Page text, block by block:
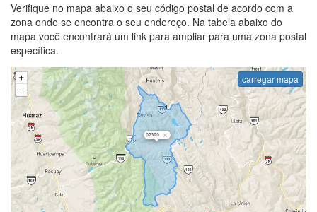
Verifique no mapa abaixo o seu código postal de acordo com a
zona onde se encontra o seu endereço. Na tabela abaixo do
mapa você encontrará um link para ampliar para uma zona postal
específica.
carregar mapa